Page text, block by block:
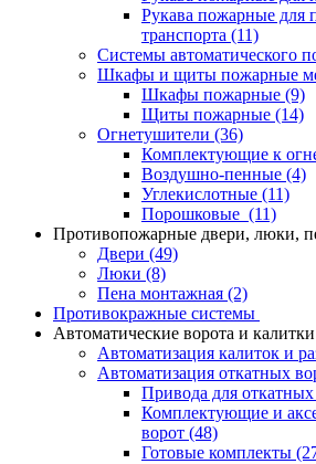
Рукава пожарные для
транспорта (11)
Системы автоматического
Шкафы и щиты пожарные
Шкафы пожарные (9)
Щиты пожарные (14)
Огнетушители (36)
Комплектующие к
Воздушно-пенные (4)
Углекислотные (11)
Порошковые (11)
Противопожарные двери, люки,
Двери (49)
Люки (8)
Пена монтажная (2)
Противокражные системы
Автоматические ворота и калитки
Автоматизация калиток и
Автоматизация откатных
Привода для откатных
Комплектующие и
ворот (48)
Готовые комплекты